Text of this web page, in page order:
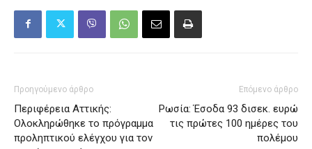
Προηγούμενο άρθρο
Περιφέρεια Αττικής:
Ολοκληρώθηκε το πρόγραμμα
προληπτικού ελέγχου για τον
Επόμενο άρθρο
Ρωσία: Έσοδα 93 δισεκ. ευρώ
τις πρώτες 100 ημέρες του
πολέμου